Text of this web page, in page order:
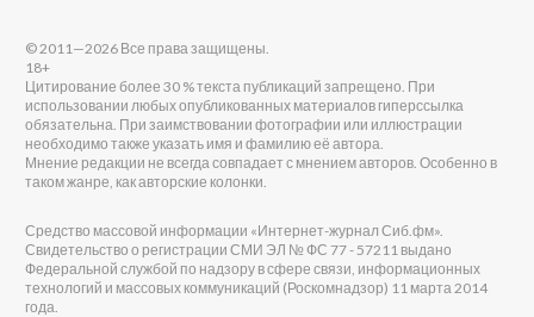
© 2011—2026 Все права защищены.
18+
Цитирование более 30 % текста публикаций запрещено. При
использовании любых опубликованных материалов гиперссылка
обязательна. При заимствовании фотографии или иллюстрации
необходимо также указать имя и фамилию её автора.
Мнение редакции не всегда совпадает с мнением авторов. Особенно в
таком жанре, как авторские колонки.
Средство массовой информации «Интернет-журнал Сиб.фм».
Свидетельство о регистрации СМИ ЭЛ № ФС 77 - 57211 выдано
Федеральной службой по надзору в сфере связи, информационных
технологий и массовых коммуникаций (Роскомнадзор) 11 марта 2014
года.